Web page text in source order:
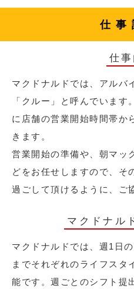
仕事
仕
マクドナルドでは、アルバ
「クルー」と呼んでいま
に店舗の営業開始時間帯か
きます。
営業開始の準備や、朝マッ
どをお任せしますので、そ
過ごして頂けるように、ご
マクドナル
マクドナルドでは、週1日
までそれぞれのライフスタ
能です。週ごとのシフト提